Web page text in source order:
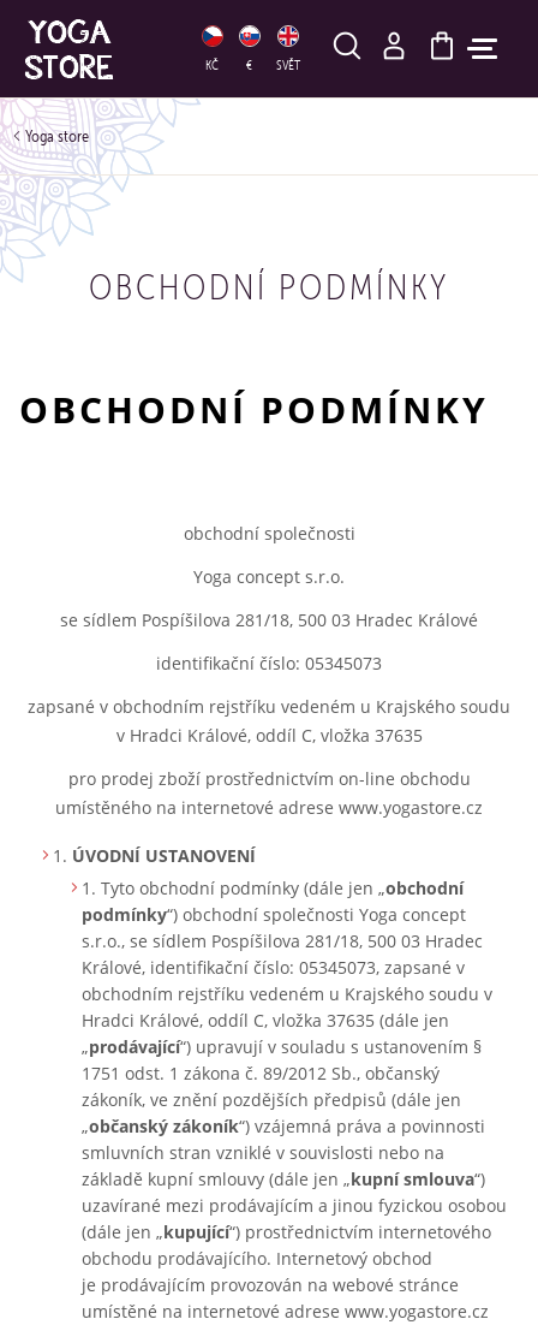
KČ € SVĚT
HLEDAT
Yoga store
OBCHODNÍ PODMÍNKY
OBCHODNÍ PODMÍNKY
obchodní společnosti
Yoga concept s.r.o.
se sídlem Pospíšilova 281/18, 500 03 Hradec Králové
identifikační číslo: 05345073
zapsané v obchodním rejstříku vedeném u Krajského soudu
v Hradci Králové, oddíl C, vložka 37635
pro prodej zboží prostřednictvím on-line obchodu
umístěného na internetové adrese www.yogastore.cz
ÚVODNÍ USTANOVENÍ
Tyto obchodní podmínky (dále jen „obchodní
podmínky“) obchodní společnosti Yoga concept
s.r.o., se sídlem Pospíšilova 281/18, 500 03 Hradec
Králové, identifikační číslo: 05345073, zapsané v
obchodním rejstříku vedeném u Krajského soudu v
Hradci Králové, oddíl C, vložka 37635 (dále jen
„prodávající“) upravují v souladu s ustanovením §
1751 odst. 1 zákona č. 89/2012 Sb., občanský
zákoník, ve znění pozdějších předpisů (dále jen
„občanský zákoník“) vzájemná práva a povinnosti
smluvních stran vzniklé v souvislosti nebo na
základě kupní smlouvy (dále jen „kupní smlouva“)
uzavírané mezi prodávajícím a jinou fyzickou osobou
(dále jen „kupující“) prostřednictvím internetového
obchodu prodávajícího. Internetový obchod
je prodávajícím provozován na webové stránce
umístěné na internetové adrese www.yogastore.cz